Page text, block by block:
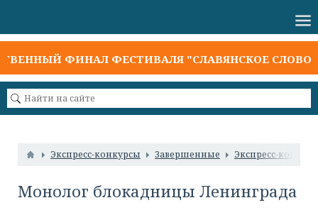
ФИНАЛ ФЕСТИВАЛЯ "СЛАВЯНСКОЕ СЛОВО
Экспресс-конкурсы Завершенные Экспресс-
Монолог блокадницы Ленинграда